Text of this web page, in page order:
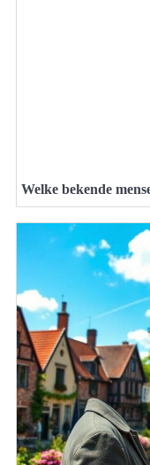
Welke bekende